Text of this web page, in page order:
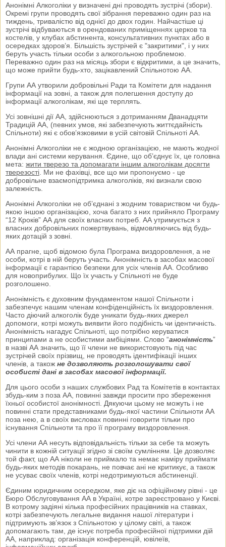
Анонімні Алкоголіки у визначені дні проводять зустрічі (збори).
Окремі групи проводять свої зібрання переважно один раз на
тиждень, тривалістю від однієї до двох годин. Найчастіше ці
зустрічі відбуваються в орендованих приміщеннях церков та
костелів, у клубах абстинента, консультативних пунктах або в
осередках здоров’я. Більшість зустрічей є "закритими", і у них
беруть участь тільки особи з алкогольною проблемою.
Переважно один раз на місяць збори є відкритими, а це значить,
що може прийти будь-хто, зацікавлений Спільнотою АА.
Групи АА утворили добровільні Ради та Комітети для надання
інформації на зовні, а також для полегшення доступу до
інформації алкоголікам, які ще терплять.
Усі зовнішні дії АА, здійснюються з дотриманням Дванадцяти
Традицій АА, (певних умов, які забезпечують життєдайність
Спільноти) які є обов’язковими в усій світовій Спільноті АА.
Анонімні Алкоголіки не є жодною організацією, не мають жодної
влади ані системи керування. Єдине, що об’єднує їх, це головна
мета: жити тверезо та допомагати іншим алкоголікам досягти
тверезості . Ми не фахівці, все що ми пропонуємо - це
добровільне взаємопідтримка алкоголіків, які визнали свою
залежність.
Анонімні Алкоголіки не об’єднані з жодним товариством чи будь-
якою іншою організацією, хоча багато з них прийняло Програму
“12 Кроків” АА для своїх власних потреб. АА утримується з
власних добровільних пожертвувань, відмовляючись від будь-
яких дотацій з зовні.
АА прагне, щоб відомою була Програма виздоровлення, а не
особи, котрі в ній беруть участь. Анонімність в засобах масової
інформації є гарантією безпеки для усіх членів АА. Особливо
для новоприбулих. Що їх участь у Спільноті не буде
розголошено.
Анонімність є духовним фундаментом нашої Спільноти і
забезпечує нашим членам конфіденційність їх виздоровлення.
Часто діючий алкоголік буде уникати будь-яких джерел
допомоги, котрі можуть виявити його подібність чи ідентичність.
Анонімність нагадує Спільноті, що потрібно керуватися
принципами а не особистими амбіціями. Слово “анонімність”
в назві АА значить, що її члени не використовують під час
зустрічей своїх прізвищ, не проводять ідентифікації інших
членів, а також не дозволяють розголошувати свої
особисті дані в засобах масової інформації.
Для цього особи з наших службових Рад та Комітетів в контактах
збудь-ким з поза АА, повинні завжди просити про збереження
їхньої особистої анонімності. Дякуючи цьому не можуть і не
повинні стати представниками будь-якої частини Спільноти АА
поза нею, а в своїх висловах повинні говорити тільки про
існування Спільноти та про її програму виздоровлення.
Усі члени АА несуть відповідальність тільки за себе та можуть
чинити в кожній ситуації згідно зі своїм сумлінням. Це дозволяє
той факт, що АА ніколи не приймало та немає наміру приймати
будь-яких методів покарань, не повчає ані не критикує, а також
не усуває своїх членів, котрі недотримуються абстиненції.
Єдиним юридичним осередком, яке діє на офіційному рівні - це
Бюро Обслуговування АА в Україні, котре зареєстровано у Києві.
В котрому задіяні кілька професійних працівників на ставках,
котрі забезпечують легальне видання нашої літератури і
підтримують зв’язок з Спільнотою у цілому світі, а також
допомагають там, де існує потреба професійної підтримки дій
АА, наприклад: організація конференцій, ювілеїв,